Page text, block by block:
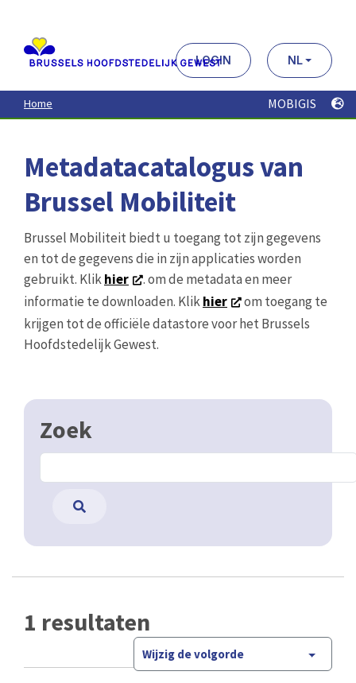
contenu
principal
LOGIN NL
Home MOBIGIS
Metadatacatalogus van
Brussel Mobiliteit
Brussel Mobiliteit biedt u toegang tot zijn gegevens
en tot de gegevens die in zijn applicaties worden
gebruikt. Klikhier
. om de metadata en meer
informatie te downloaden. Klikhier
om toegang te
krijgen tot de officiële datastore voor het Brussels
Hoofdstedelijk Gewest.
Zoek
1 resultaten
Wijzig de volgorde